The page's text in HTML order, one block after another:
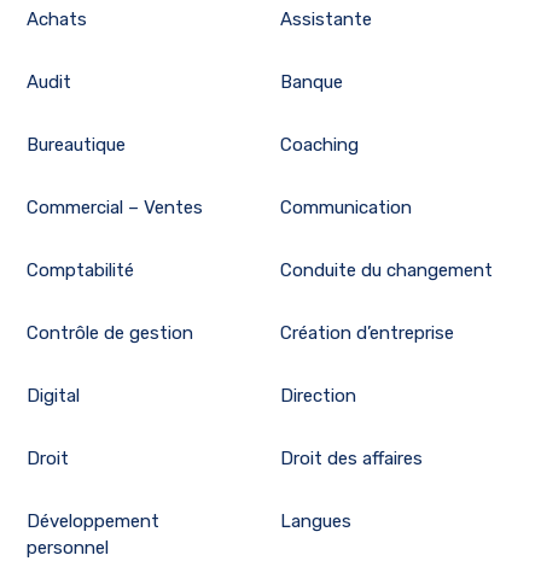
Achats Assistante
Audit Banque
Bureautique Coaching
Commercial – Ventes Communication
Comptabilité Conduite du changement
Contrôle de gestion Création d’entreprise
Digital Direction
Droit Droit des affaires
Développement
personnel
Langues